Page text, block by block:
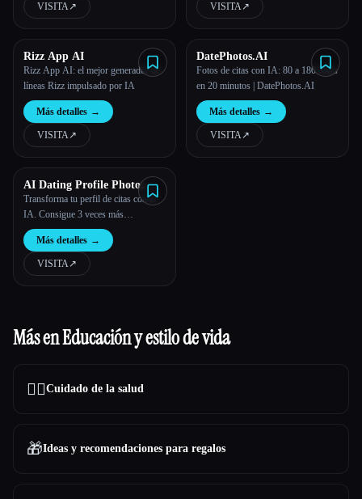
VISITA↗︎ VISITA↗︎
Rizz App AI
Rizz App AI: el mejor generador de
líneas Rizz impulsado por IA
Más detalles →
VISITA↗︎
DatePhotos.AI
Fotos de citas con IA: 80 a 180 fotos
en 20 minutos | DatePhotos.AI
Más detalles →
VISITA↗︎
AI Dating Profile Photo
Maker
Transforma tu perfil de citas con la
IA. Consigue 3 veces más
coincidencias con fotos profesionales
generadas por IA
Más detalles →
VISITA↗︎
Más en Educación y estilo de vida
👩‍⚕️Cuidado de la salud
🎁Ideas y recomendaciones para regalos